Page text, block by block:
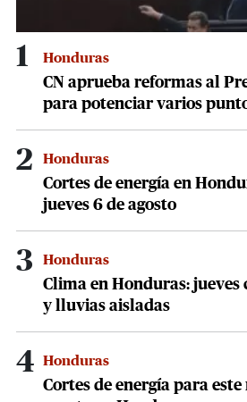
1 Honduras
CN aprueba reformas al
para potenciar varios
2 Honduras
Cortes de energía en
jueves 6 de agosto
3 Honduras
Clima en Honduras: jueves
y lluvias aisladas
4 Honduras
Cortes de energía para